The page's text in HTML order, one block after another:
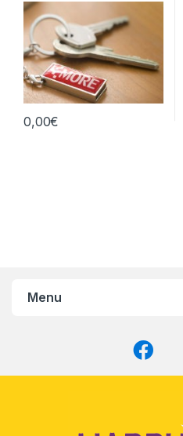
0,00€
Menu